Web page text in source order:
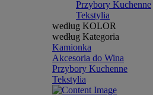
Przybory Kuchenne
Tekstylia
według KOLOR
według Kategoria
Kamionka
Akcesoria do Wina
Przybory Kuchenne
Tekstylia